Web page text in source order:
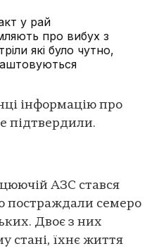
у рай
про вибух з
які було чутно,
інформацію про
підтвердили.
АЗС стався
постраждали семеро
Двоє з них
стані, їхнє життя